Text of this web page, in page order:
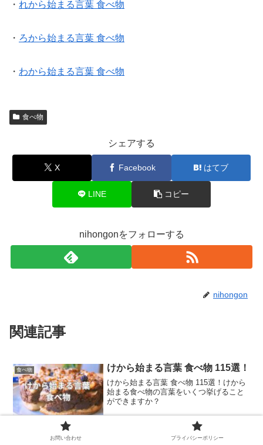
・ れから始まる言葉 食べ物
・ ろから始まる言葉 食べ物
・ わから始まる言葉 食べ物
食べ物
シェアする
X Facebook はてブ
LINE コピー
nihongonをフォローする
nihongon
関連記事
食べ物 けから始まる言葉 食べ物 115選！
けから始まる言葉 食べ物 115選！けから
始まる食べ物の言葉をいくつ挙げること
ができますか？
るから始まる言葉 食べ物68選！
お問い合わせ プライバシーポリシー